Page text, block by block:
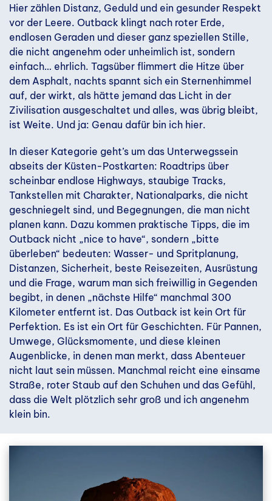
Hier zählen Distanz, Geduld und ein gesunder Respekt
vor der Leere. Outback klingt nach roter Erde,
endlosen Geraden und dieser ganz speziellen Stille,
die nicht angenehm oder unheimlich ist, sondern
einfach… ehrlich. Tagsüber flimmert die Hitze über
dem Asphalt, nachts spannt sich ein Sternenhimmel
auf, der wirkt, als hätte jemand das Licht in der
Zivilisation ausgeschaltet und alles, was übrig bleibt,
ist Weite. Und ja: Genau dafür bin ich hier.
In dieser Kategorie geht’s um das Unterwegssein
abseits der Küsten-Postkarten: Roadtrips über
scheinbar endlose Highways, staubige Tracks,
Tankstellen mit Charakter, Nationalparks, die nicht
geschniegelt sind, und Begegnungen, die man nicht
planen kann. Dazu kommen praktische Tipps, die im
Outback nicht „nice to have“, sondern „bitte
überleben“ bedeuten: Wasser- und Spritplanung,
Distanzen, Sicherheit, beste Reisezeiten, Ausrüstung
und die Frage, warum man sich freiwillig in Gegenden
begibt, in denen „nächste Hilfe“ manchmal 300
Kilometer entfernt ist. Das Outback ist kein Ort für
Perfektion. Es ist ein Ort für Geschichten. Für Pannen,
Umwege, Glücksmomente, und diese kleinen
Augenblicke, in denen man merkt, dass Abenteuer
nicht laut sein müssen. Manchmal reicht eine einsame
Straße, roter Staub auf den Schuhen und das Gefühl,
dass die Welt plötzlich sehr groß und ich angenehm
klein bin.